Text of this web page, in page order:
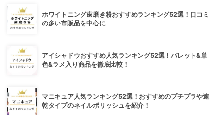
ホワイトニング歯磨き粉おすすめランキング52選！口コミ
の多い市販品を中心に
アイシャドウおすすめ人気ランキング52選！パレット&単
色&ラメ入り商品を徹底比較！
マニキュア人気ランキング52選！おすすめのプチプラや速
乾タイプのネイルポリッシュを紹介！